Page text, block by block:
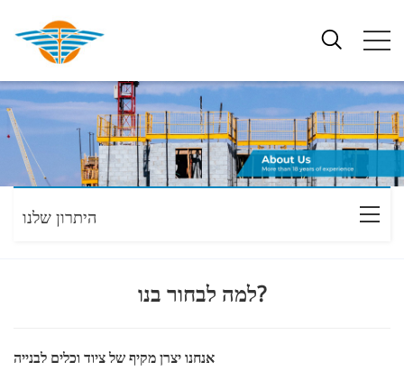
היתרון שלנו
למה לבחור בנו?
אנחנו יצרן מקיף של ציוד וכלים לבנייה